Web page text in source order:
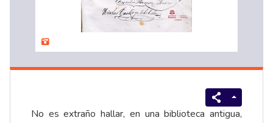
No es extraño hallar, en una biblioteca antigua,